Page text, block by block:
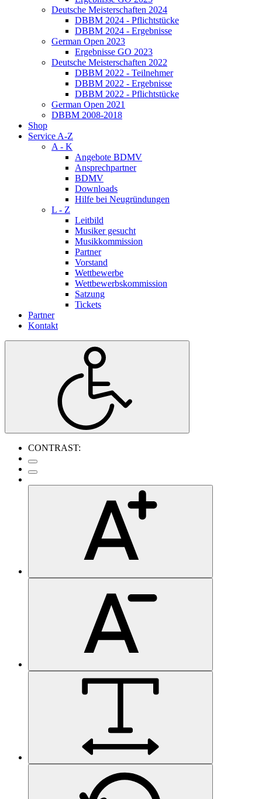
Deutsche Meisterschaften 2024
DBBM 2024 - Pflichtstücke
DBBM 2024 - Ergebnisse
German Open 2023
Ergebnisse GO 2023
Deutsche Meisterschaften 2022
DBBM 2022 - Teilnehmer
DBBM 2022 - Ergebnisse
DBBM 2022 - Pflichtstücke
German Open 2021
DBBM 2008-2018
Shop
Service A-Z
A - K
Angebote BDMV
Ansprechpartner
BDMV
Downloads
Hilfe bei Neugründungen
L - Z
Leitbild
Musiker gesucht
Musikkommission
Partner
Vorstand
Wettbewerbe
Wettbewerbskommission
Satzung
Tickets
Partner
Kontakt
CONTRAST: